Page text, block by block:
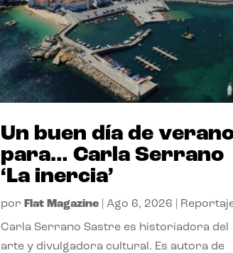
Un buen día de
para… Carla Serrano
‘La inercia’
por Flat Magazine| Ago 6, 2026
Carla Serrano Sastre es historiadora del
arte y divulgadora cultural. Es autora de